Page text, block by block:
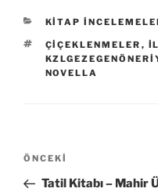
KATEGORILER
KITAP
ETIKETLER
ÇIÇEKLENMELER ,
NOVELLA
Yazı
Önceki
Yazı
ÖNCEKI
Tatil Kitabı – Mahir